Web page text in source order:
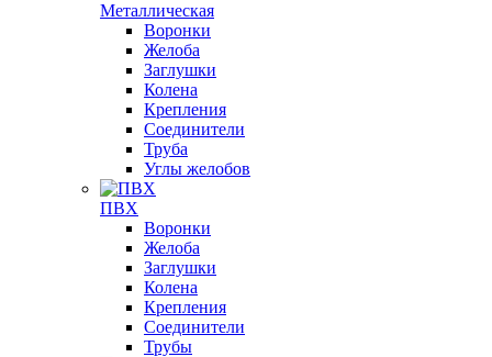
Металлическая
Воронки
Желоба
Заглушки
Колена
Крепления
Соединители
Труба
Углы желобов
ПВХ
Воронки
Желоба
Заглушки
Колена
Крепления
Соединители
Трубы